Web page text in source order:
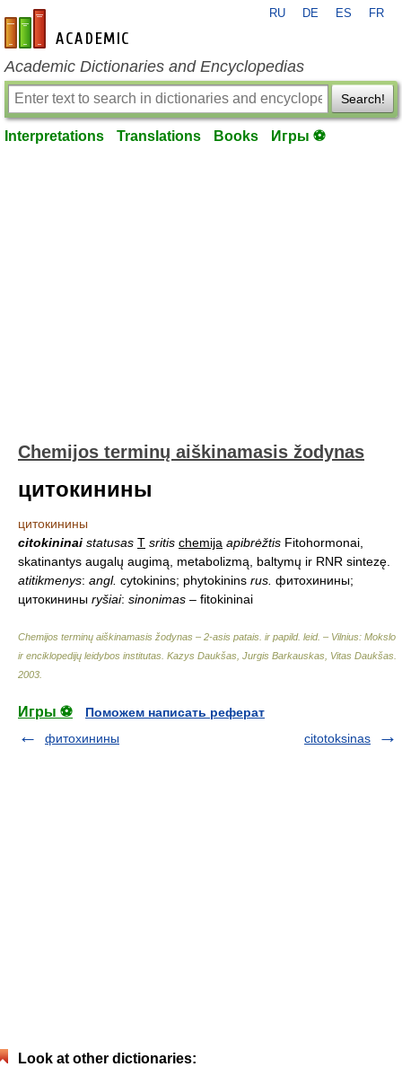
en-academic.com
RU DE ES FR
Academic Dictionaries and Encyclopedias
Search!
Interpretations Translations Books Игры ⚽
Chemijos terminų aiškinamasis žodynas
цитокинины
цитокинины
citokininai statusas T sritis chemija apibrėžtis Fitohormonai,
skatinantys augalų augimą, metabolizmą, baltymų ir RNR sintezę.
atitikmenys: angl. cytokinins; phytokinins rus. фитохинины;
цитокинины ryšiai: sinonimas – fitokininai
Chemijos terminų aiškinamasis žodynas – 2-asis patais. ir papild. leid. – Vilnius: Mokslo
ir enciklopedijų leidybos institutas Kazys Daukšas, Jurgis Barkauskas, Vitas Daukšas
2003
Игры ⚽
Поможем написать реферат
фитохинины
citotoksinas
Look at other dictionaries: